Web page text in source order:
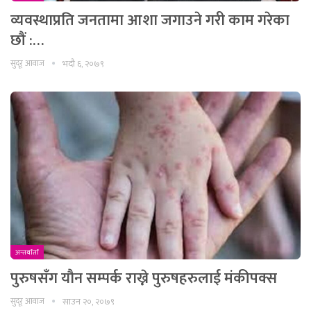
व्यवस्थाप्रति जनतामा आशा जगाउने गरी काम गरेका
छौं :…
सुदूर आवाज भदौ ६, २०७९
अन्तर्वार्ता
पुरुषसँग यौन सम्पर्क राख्ने पुरुषहरुलाई मंकीपक्स
सुदूर आवाज साउन २०, २०७९